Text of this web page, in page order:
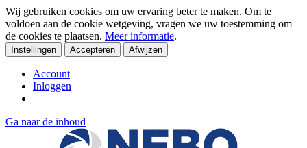
Wij gebruiken cookies om uw ervaring beter te maken. Om te
voldoen aan de cookie wetgeving, vragen we uw toestemming om
de cookies te plaatsen. Meer informatie.
Instellingen Accepteren Afwijzen
Account
Inloggen
Ga naar de inhoud